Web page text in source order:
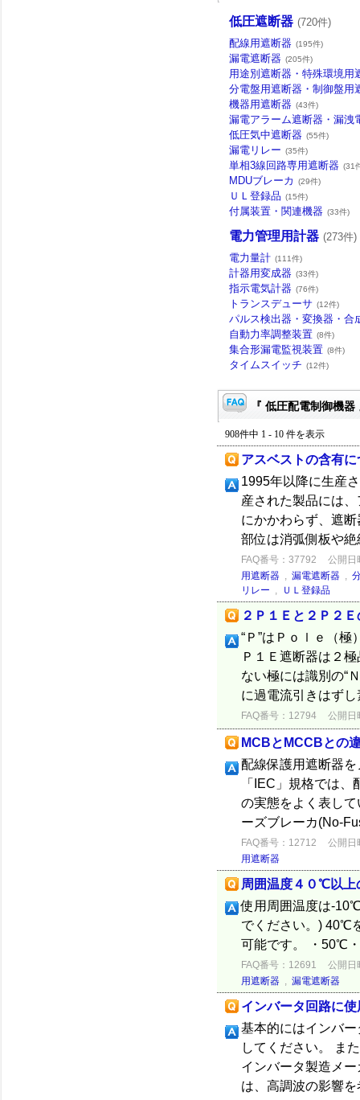
低圧遮断器 (720件)
配線用遮断器 (195件)
漏電遮断器 (205件)
用途別遮断器・特殊環境用
分電盤用遮断器・制御盤用
機器用遮断器 (43件)
漏電アラーム遮断器・漏洩
低圧気中遮断器 (55件)
漏電リレー (35件)
単相3線回路専用遮断器 (31
MDUブレーカ (29件)
ＵＬ登録品 (15件)
付属装置・関連機器 (33件)
電力管理用計器 (273件)
電力量計 (111件)
計器用変成器 (33件)
指示電気計器 (76件)
トランスデューサ (12件)
パルス検出器・変換器・合
自動力率調整装置 (8件)
集合形漏電監視装置 (8件)
タイムスイッチ (12件)
『 低圧配電制御機
908件中 1 - 10 件を表示
アスベストの含有に
1995年以降に生産
産された製品には
にかかわらず、遮
部位は消弧側板や
FAQ番号：37792
公開日
用遮断器 , 漏電遮断器 ,
リレー , ＵＬ登録品
２Ｐ１Ｅと２Ｐ２
“Ｐ”はＰｏｌｅ（
Ｐ１Ｅ遮断器は２
ない極には識別の“
に過電流引きはず
FAQ番号：12794 公開日
MCBとMCCBとの
配線保護用遮断器
「IEC」規格では
の実態をよく表し
ーズブレーカ(No-
FAQ番号：12712
公開日
用遮断器
周囲温度４０℃以上
使用周囲温度は-
でください。) 40℃
可能です。 ・50℃
FAQ番号：12691
公開日
用遮断器 , 漏電遮断器
インバータ回路に
基本的にはインバ
してください。 ま
インバータ製造メ
は、高調波の影響